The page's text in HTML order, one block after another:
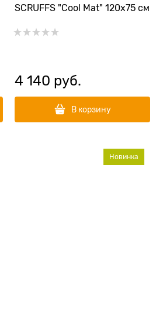
SCRUFFS "Cool Mat" 120х75 см
4 140 руб.
В корзину
Новинка